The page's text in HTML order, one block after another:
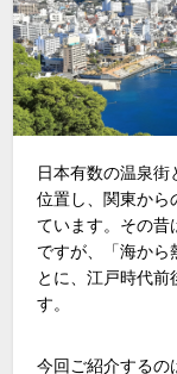
日本有数の温泉
位置し、関東から
ています。その昔
ですが、「海から
とに、江戸時代
す。
今回ご紹介するの